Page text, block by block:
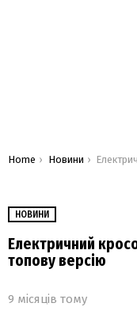
You are here:
Home Новини Електричний кросовер
НОВИНИ
Електричний
топову версію
9 місяців тому